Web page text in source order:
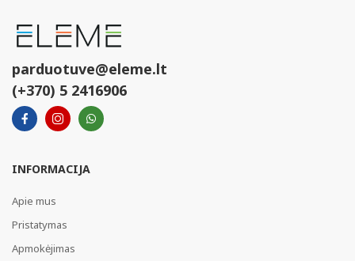
parduotuve@eleme.lt
(+370) 5 2416906
INFORMACIJA
Apie mus
Pristatymas
Apmokėjimas